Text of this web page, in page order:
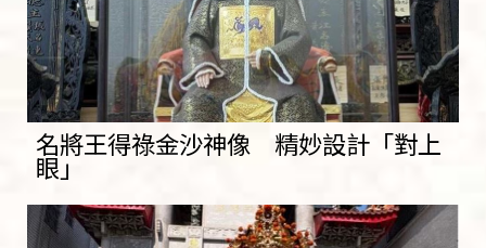
名將王得祿金沙神像 精妙設計「對上
眼」